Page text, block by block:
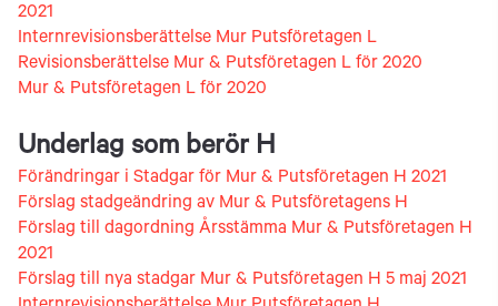
2021
Internrevisionsberättelse Mur Putsföretagen L
Revisionsberättelse Mur & Putsföretagen L för 2020
Mur & Putsföretagen L för 2020
Underlag som berör H
Förändringar i Stadgar för Mur & Putsföretagen H 2021
Förslag stadgeändring av Mur & Putsföretagens H
Förslag till dagordning Årsstämma Mur & Putsföretagen H
2021
Förslag till nya stadgar Mur & Putsföretagen H 5 maj 2021